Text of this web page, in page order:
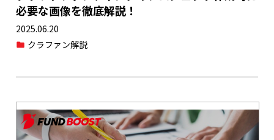
必要な画像を徹底解説！
2025.06.20
クラファン解説